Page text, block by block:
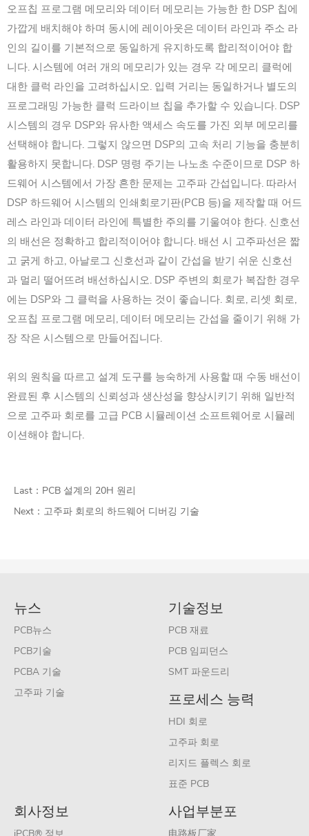
오프칩 프로그램 메모리와 데이터 메모리는 가능한 한 DSP 칩에
가깝게 배치해야 하며 동시에 레이아웃은 데이터 라인과 주소 라
인의 길이를 기본적으로 동일하게 유지하도록 합리적이어야 합
니다. 시스템에 여러 개의 메모리가 있는 경우 각 메모리 클럭에
대한 클럭 라인을 고려하십시오. 입력 거리는 동일하거나 별도의
프로그래밍 가능한 클럭 드라이브 칩을 추가할 수 있습니다. DSP
시스템의 경우 DSP와 유사한 액세스 속도를 가진 외부 메모리를
선택해야 합니다. 그렇지 않으면 DSP의 고속 처리 기능을 충분히
활용하지 못합니다. DSP 명령 주기는 나노초 수준이므로 DSP 하
드웨어 시스템에서 가장 흔한 문제는 고주파 간섭입니다. 따라서
DSP 하드웨어 시스템의 인쇄회로기판(PCB 등)을 제작할 때 어드
레스 라인과 데이터 라인에 특별한 주의를 기울여야 한다. 신호선
의 배선은 정확하고 합리적이어야 합니다. 배선 시 고주파선은 짧
고 굵게 하고, 아날로그 신호선과 같이 간섭을 받기 쉬운 신호선
과 멀리 떨어뜨려 배선하십시오. DSP 주변의 회로가 복잡한 경우
에는 DSP와 그 클럭을 사용하는 것이 좋습니다. 회로, 리셋 회로,
오프칩 프로그램 메모리, 데이터 메모리는 간섭을 줄이기 위해 가
장 작은 시스템으로 만들어집니다.
위의 원칙을 따르고 설계 도구를 능숙하게 사용할 때 수동 배선이
완료된 후 시스템의 신뢰성과 생산성을 향상시키기 위해 일반적
으로 고주파 회로를 고급 PCB 시뮬레이션 소프트웨어로 시뮬레
이션해야 합니다.
Last： PCB 설계의 20H 원리
Next： 고주파 회로의 하드웨어 디버깅 기술
뉴스
PCB뉴스
PCB기술
PCBA 기술
고주파 기술
기술정보
PCB 재료
PCB 임피던스
SMT 파운드리
프로세스 능력
HDI 회로
고주파 회로
리지드 플렉스 회로
표준 PCB
회사정보 사업부분포